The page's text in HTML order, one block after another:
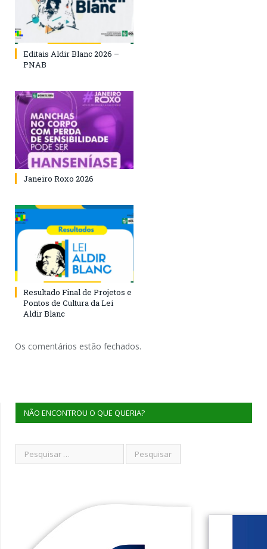
Editais Aldir Blanc 2026 –
PNAB
Janeiro Roxo 2026
Resultado Final de Projetos e
Pontos de Cultura da Lei
Aldir Blanc
Os comentários estão fechados.
NÃO ENCONTROU O QUE QUERIA?